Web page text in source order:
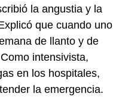
la angustia y la
que cuando uno
de llanto y de
intensivista,
en los hospitales,
la emergencia.